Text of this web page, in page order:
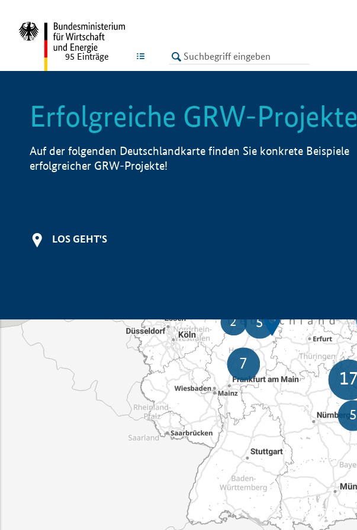
LISTE
95 Einträge
Erfolgreiche GRW-Projekte
Auf der folgenden Deutschlandkarte finden Sie konkrete Beispiele
erfolgreicher GRW-Projekte!
LOS GEHT'S